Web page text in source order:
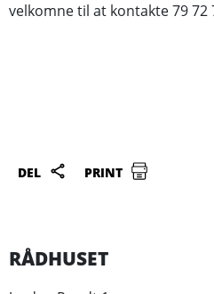
velkomne til at kontakte 79
DEL PRINT
RÅDHUSET